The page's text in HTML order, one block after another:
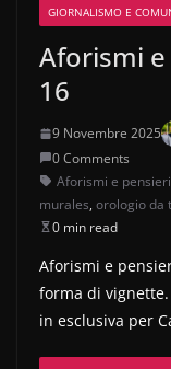
GIORNALISMO E
Aforismi
16
9 Novembre 2025
0 Comments
Aforismi e pensieri
murales, orologio da
0 min read
Aforismi e
forma di
in esclusiva per